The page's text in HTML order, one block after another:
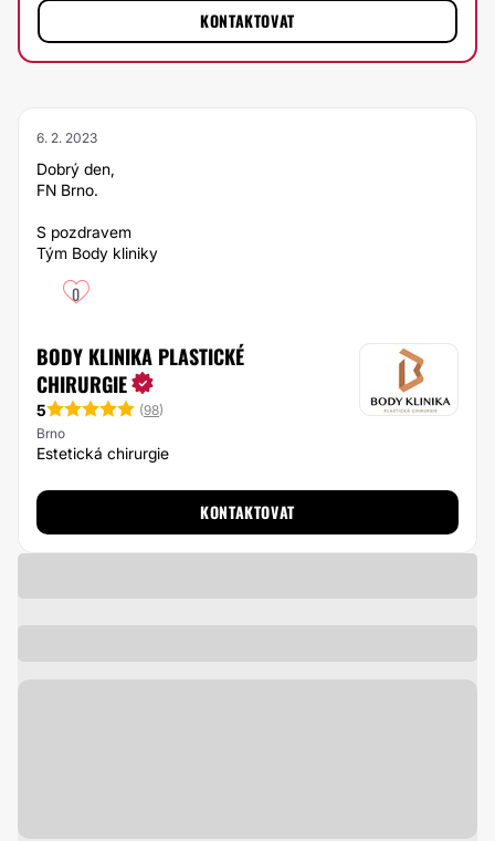
KONTAKTOVAT
6. 2. 2023
Dobrý den,
FN Brno.
S pozdravem
Tým Body kliniky
0
BODY KLINIKA PLASTICKÉ
CHIRURGIE
5 (98)
Brno
Estetická chirurgie
KONTAKTOVAT